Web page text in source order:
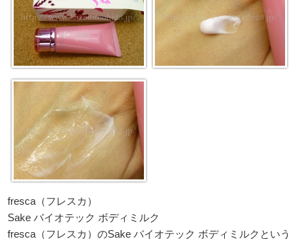
fresca（フレスカ）
Sake バイオテック ボディミルク
fresca（フレスカ）のSake バイオテック ボディミルクという